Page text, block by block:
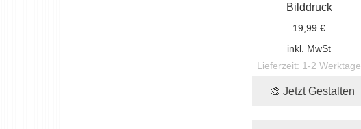
Bilddruck
19,99 €
inkl. MwSt
Lieferzeit: 1-2 Werktage
🎨 Jetzt Gestalten